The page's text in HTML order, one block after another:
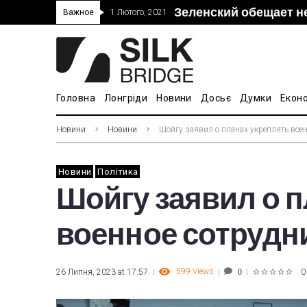
Важное 1 Лютого, 2021 Зеленский обещает
Прошло 5-тое
“Дочка” Beijing
В Украине ввели
Головна Лонгріди Новини Досьє Думки
Новини Новини Шойгу заявил о планах укреплять
Новини Політика
Шойгу заявил о
военное
26 Липня, 2023 at 17:57 599 Views 0 0